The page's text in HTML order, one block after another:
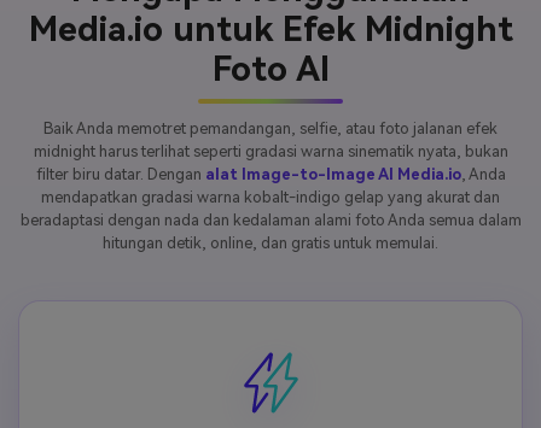
Media.io untuk Efek Midnight
Foto AI
Baik Anda memotret pemandangan, selfie, atau foto jalanan efek
midnight harus terlihat seperti gradasi warna sinematik nyata, bukan
filter biru datar. Dengan alat Image-to-Image AI Media.io, Anda
mendapatkan gradasi warna kobalt-indigo gelap yang akurat dan
beradaptasi dengan nada dan kedalaman alami foto Anda semua dalam
hitungan detik, online, dan gratis untuk memulai.